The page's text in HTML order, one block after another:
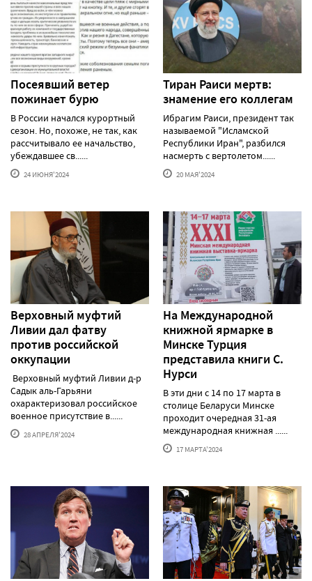
Посеявший ветер
пожинает бурю
В России начался курортный
сезон. Но, похоже, не так, как
рассчитывало ее начальство,
убеждавшее св......
24 ИЮНЯ'2024
Тиран Раиси мертв:
знамение его коллегам
Ибрагим Раиси, президент так
называемой "Исламской
Республики Иран", разбился
насмерть с вертолетом......
20 МАЯ'2024
Верховный муфтий
Ливии дал фатву
против российской
оккупации
Верховный муфтий Ливии д-р
Садык аль-Гарьяни
охарактеризовал российское
военное присутствие в......
28 АПРЕЛЯ'2024
На Международной
книжной ярмарке в
Минске Турция
представила книги С.
Нурси
В эти дни с 14 по 17 марта в
столице Беларуси Минске
проходит очередная 31-ая
международная книжная ......
17 МАРТА'2024